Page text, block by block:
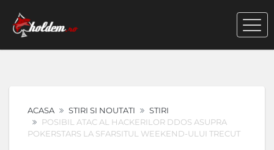
ACASA STIRI SI NOUTATI
STIRI
POSIBIL ATAC AL HACKERILOR DDOS ASUPRA
POKERSTARS LA SFARSITUL WEEKEND-ULUI TRECUT